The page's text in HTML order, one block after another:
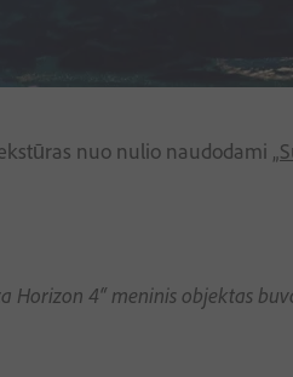
nuo nulio naudodami
4“ meninis objektas